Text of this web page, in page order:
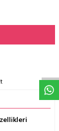
W
h
a
t
a
p
p
D
e
s
t
e
H
a
t
t